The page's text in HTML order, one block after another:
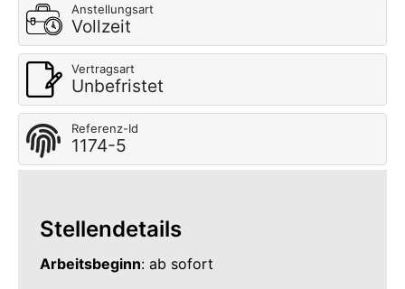
Anstellungsart
Vollzeit
Vertragsart
Unbefristet
Referenz-Id
1174-5
Stellendetails
Arbeitsbeginn: ab sofort